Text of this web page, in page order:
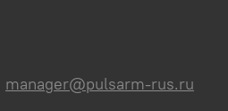
manager@pulsarm-rus.ru